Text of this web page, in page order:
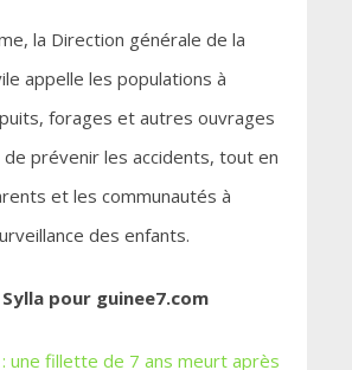
la Direction générale de la
appelle les populations à
forages et autres ouvrages
de prévenir les accidents, tout en
et les communautés à
des enfants.
pour guinee7.com
une fillette de 7 ans meurt après